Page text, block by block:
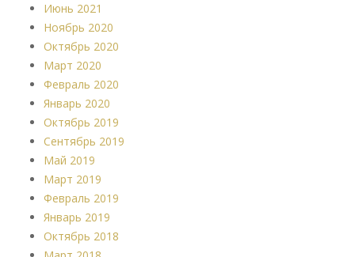
Июнь 2021
Ноябрь 2020
Октябрь 2020
Март 2020
Февраль 2020
Январь 2020
Октябрь 2019
Сентябрь 2019
Май 2019
Март 2019
Февраль 2019
Январь 2019
Октябрь 2018